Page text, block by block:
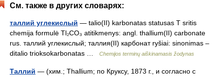
См. также в других словарях:
таллий углекислый — talio(II) karbonatas statusas T sritis
chemija formulė Tl₂CO₃ atitikmenys: angl. thallium(II) carbonate
rus. таллий углекислый; таллия(II) карбонат ryšiai: sinonimas –
ditalio trioksokarbonatas …
Chemijos terminų aiškinamasis žodynas
Таллий — (хим.; Thallium; по Круксу, 1873 г., и согласно с